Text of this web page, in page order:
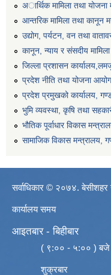
अार्थिक मामिला तथा
आन्तरिक मामिला तथा कानून
उद्योग, पर्यटन, वन तथा
कानून, न्याय र संसदीय
जिल्ला प्रशासन
प्रदेश नीति तथा योजना
प्रदेश प्रमुखको कार्यालय,
भुमि व्यवस्था, कृषि तथा
भौतिक पूर्वाधार विकास
सामाजिक विकास मन्त्रालय,
सर्वाधिकार © २०७४. बेसीशहर
कार्यालय समय
आइतबार - बिहीबार
( ९:०० - ५:०० ) बजे
शुक्रबार